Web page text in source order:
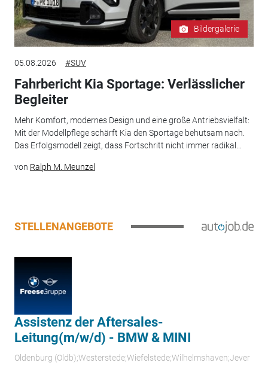
Bildergalerie
05.08.2026 #SUV
Fahrbericht Kia Sportage: Verlässlicher
Begleiter
Mehr Komfort, modernes Design und eine große Antriebsvielfalt:
Mit der Modellpflege schärft Kia den Sportage behutsam nach.
Das Erfolgsmodell zeigt, dass Fortschritt nicht immer radikal...
von Ralph M. Meunzel
STELLENANGEBOTE
Assistenz der Aftersales-
Leitung(m/w/d) - BMW & MINI
Oldenburg (Oldb);Westerstede;Wiefelstede;Wilhelmshaven;Jever